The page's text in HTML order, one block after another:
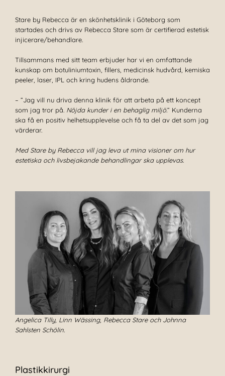
Stare by Rebecca är en skönhetsklinik i Göteborg som
startades och drivs av Rebecca Stare som är certifierad estetisk
injicerare/behandlare.
Tillsammans med sitt team erbjuder har vi en omfattande
kunskap om botuliniumtoxin, fillers, medicinsk hudvård, kemiska
peeler, laser, IPL och kring hudens åldrande.
– ”Jag vill nu driva denna klinik för att arbeta på ett koncept
som jag tror på. Nöjda kunder i en behaglig miljö.” Kunderna
ska få en positiv helhetsupplevelse och få ta del av det som jag
värderar.
Med Stare by Rebecca vill jag leva ut mina visioner om hur
estetiska och livsbejakande behandlingar ska upplevas.
Angelica Tilly, Linn Wässing, Rebecca Stare och Johnna
Sahlsten Schölin.
Plastikkirurgi